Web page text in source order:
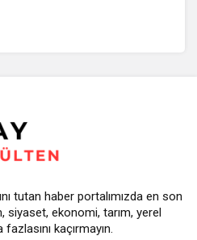
tutan haber portalımızda en son
siyaset, ekonomi, tarım, yerel
kaçırmayın.